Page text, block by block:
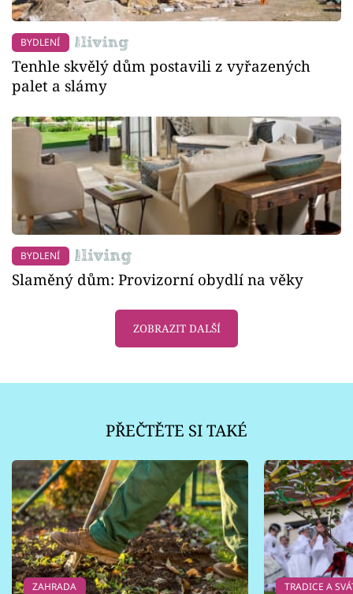
BYDLENÍ
Tenhle skvělý dům postavili z vyřazených
palet a slámy
BYDLENÍ
Slaměný dům: Provizorní obydlí na věky
ZOBRAZIT DALŠÍ
PŘEČTĚTE SI TAKÉ
ZAHRADA TRADICE A